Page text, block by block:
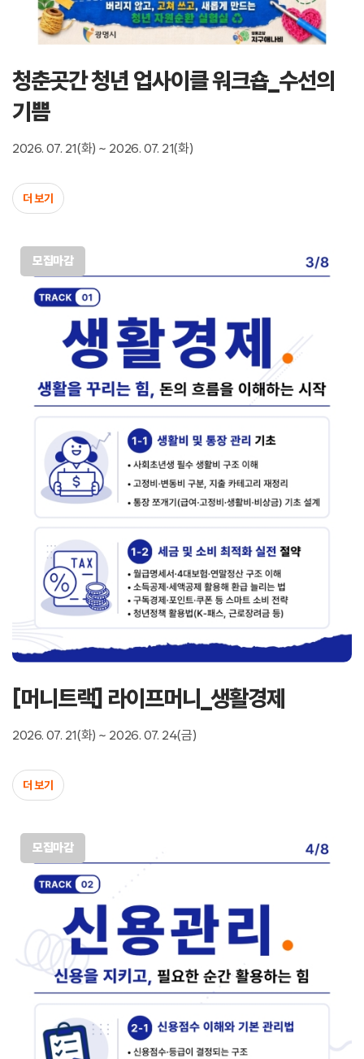
청춘곳간 청년 업사이클 워크숍_수선의
기쁨
2026. 07. 21(화) ~ 2026. 07. 21(화)
더 보기
모집마감
[머니트랙] 라이프머니_생활경제
2026. 07. 21(화) ~ 2026. 07. 24(금)
더 보기
모집마감